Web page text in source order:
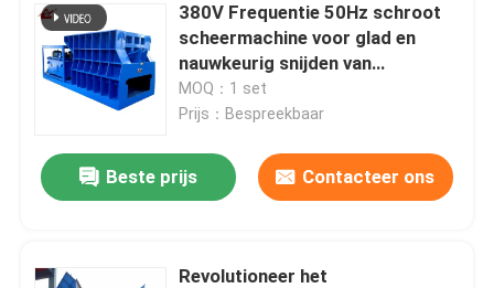
380V Frequentie 50Hz schroot
scheermachine voor glad en
nauwkeurig snijden van
metaalschroot
MOQ：1 set
Prijs：Bespreekbaar
Beste prijs Contacteer ons
Revolutioneer het